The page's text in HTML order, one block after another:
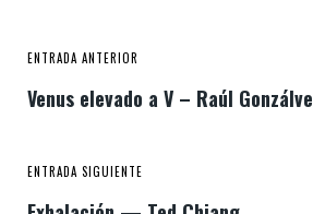
ENTRADA ANTERIOR
Venus elevado a V – Raúl
ENTRADA SIGUIENTE